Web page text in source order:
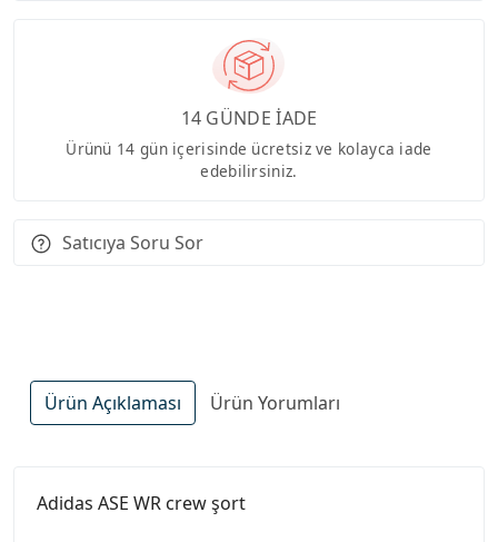
14 GÜNDE İADE
Ürünü 14 gün içerisinde ücretsiz ve kolayca iade
edebilirsiniz.
Satıcıya Soru Sor
Ürün Açıklaması Ürün Yorumları
Adidas ASE WR crew şort